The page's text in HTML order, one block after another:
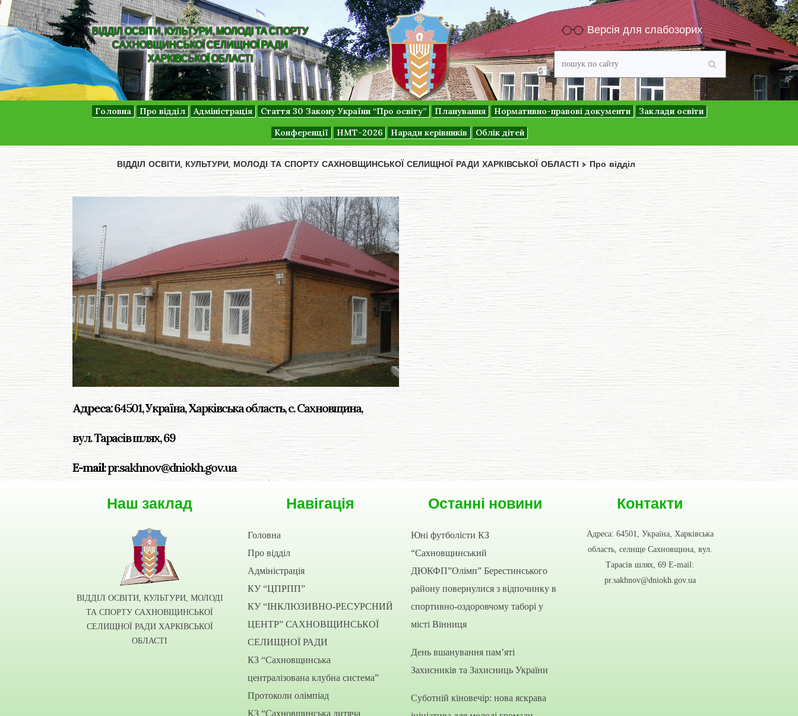
ВІДДІЛ ОСВІТИ, КУЛЬТУРИ, МОЛОДІ ТА СПОРТУ
САХНОВЩИНСЬКОЇ СЕЛИЩНОЇ РАДИ
ХАРКІВСЬКОЇ ОБЛАСТІ
Версія для слабозорих
Головна Про відділ Адміністрація Стаття 30 Закону України “Про освіту” Планування Нормативно-правові документи
Заклади освіти
Конференції
НМТ-2026 Наради керівників Облік дітей
ВІДДІЛ ОСВІТИ, КУЛЬТУРИ, МОЛОДІ ТА СПОРТУ САХНОВЩИНСЬКОЇ СЕЛИЩНОЇ РАДИ ХАРКІВСЬКОЇ ОБЛАСТІ > Про відділ
Адреса:64501, Україна, Харківська область, c. Сахновщина,
вул. Тарасів шлях, 69
E-mail: pr.sakhnov@dniokh.gov.ua
Наш заклад
ВІДДІЛ ОСВІТИ, КУЛЬТУРИ, МОЛОДІ
ТА СПОРТУ САХНОВЩИНСЬКОЇ
СЕЛИЩНОЇ РАДИ ХАРКІВСЬКОЇ
ОБЛАСТІ
Навігація
Головна
Про відділ
Адміністрація
КУ “ЦПРПП”
КУ “ІНКЛЮЗИВНО-РЕСУРСНИЙ
ЦЕНТР” САХНОВЩИНСЬКОЇ
СЕЛИЩНОЇ РАДИ
КЗ “Сахновщинська
централізована клубна система”
Протоколи олімпіад
КЗ “Сахновщинська дитяча
Останні новини
Юні футболісти КЗ
“Сахновщинський
ДЮКФП”Олімп” Берестинського
району повернулися з відпочинку в
спортивно-оздоровчому таборі у
місті Вінниця
День вшанування пам’яті
Захисників та Захисниць України
Суботній кіновечір: нова яскрава
Контакти
Адреса: 64501, Україна, Харківська
область, селище Сахновщина, вул.
Тарасів шлях, 69 E-mail:
pr.sakhnov@dniokh.gov.ua